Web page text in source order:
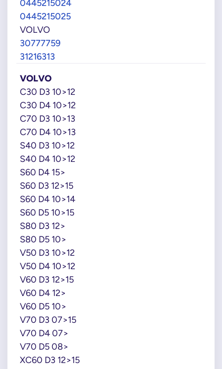
0445215024
0445215025
VOLVO
30777759
31216313
VOLVO
C30 D3 10>12
C30 D4 10>12
C70 D3 10>13
C70 D4 10>13
S40 D3 10>12
S40 D4 10>12
S60 D4 15>
S60 D3 12>15
S60 D4 10>14
S60 D5 10>15
S80 D3 12>
S80 D5 10>
V50 D3 10>12
V50 D4 10>12
V60 D3 12>15
V60 D4 12>
V60 D5 10>
V70 D3 07>15
V70 D4 07>
V70 D5 08>
XC60 D3 12>15